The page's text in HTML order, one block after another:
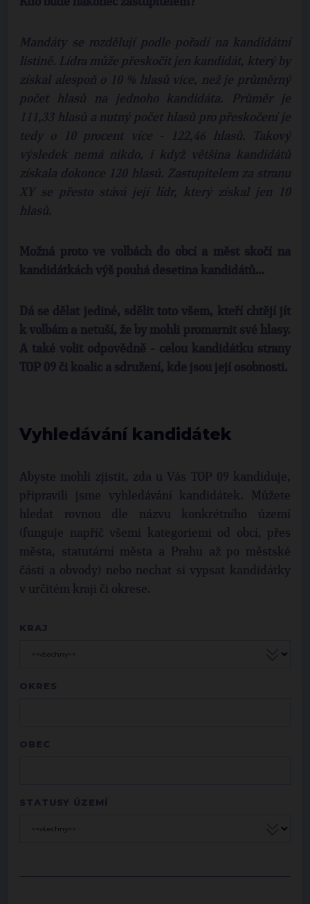
Mandáty se rozdělují podle pořadí na kandidátní
listině. Lídra může přeskočit jen kandidát, který by
získal alespoň o 10 % hlasů více, než je průměrný
počet hlasů na jednoho kandidáta. Průměr je
111,33 hlasů a nutný počet hlasů pro přeskočení je
tedy o 10 procent více - 122,46 hlasů. Takový
výsledek nemá nikdo, i když většina kandidátů
získala dokonce 120 hlasů. Zastupitelem za stranu
XY se přesto stává její lídr, který získal jen 10
hlasů.
Možná proto ve volbách do obcí a měst skočí na
kandidátkách výš pouhá desetina kandidátů…
Dá se dělat jediné, sdělit toto všem, kteří chtějí jít
k volbám a netuší, že by mohli promarnit své hlasy.
A také volit odpovědně - celou kandidátku strany
TOP 09 či koalic a sdružení, kde jsou její osobnosti.
Vyhledávání kandidátek
Abyste mohli zjistit, zda u Vás TOP 09 kandiduje,
připravili jsme vyhledávání kandidátek. Můžete
hledat rovnou dle názvu konkrétního území
(funguje napříč všemi kategoriemi od obcí, přes
města, statutární města a Prahu až po městské
části a obvody) nebo nechat si vypsat kandidátky
v určitém kraji či okrese.
KRAJ
OKRES
OBEC
STATUSY ÚZEMÍ